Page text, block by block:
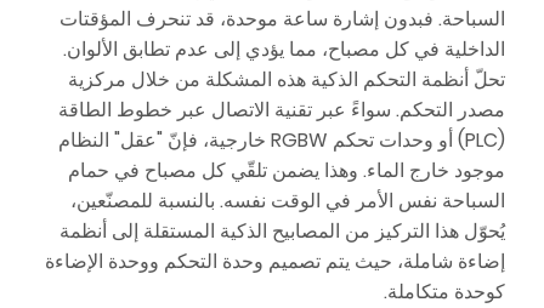
السباحة. فبدون إشارة ساعة موحدة، قد تنحرف المؤقتات
الداخلية في كل مصباح، مما يؤدي إلى عدم تطابق الألوان.
تحلّ أنظمة التحكم الذكية هذه المشكلة من خلال مركزية
مصدر التحكم. سواءً عبر تقنية الاتصال عبر خطوط الطاقة
(PLC) أو وحدات تحكم RGBW خارجية، فإنّ "عقل" النظام
موجود خارج الماء. وهذا يضمن تلقّي كل مصباح في حمام
السباحة نفس الأمر في الوقت نفسه. بالنسبة للمصنّعين،
يُحوّل هذا التركيز من المصابيح الذكية المستقلة إلى أنظمة
إضاءة شاملة، حيث يتم تصميم وحدة التحكم ووحدة الإضاءة
كوحدة متكاملة.